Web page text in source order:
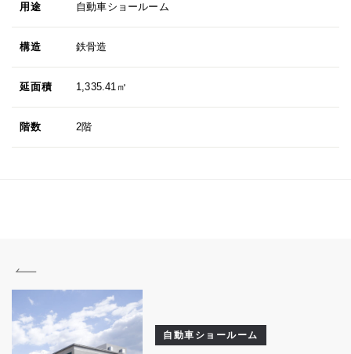
用途 自動車ショールーム
構造 鉄骨造
延面積 1,335.41㎡
階数 2階
自動車ショールーム